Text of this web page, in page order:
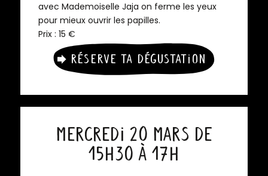
avec Mademoiselle Jaja on ferme les yeux
pour mieux ouvrir les papilles.
Prix : 15 €
Réserve ta dégustation
Mercredi 20 mars de
15h30 à 17h